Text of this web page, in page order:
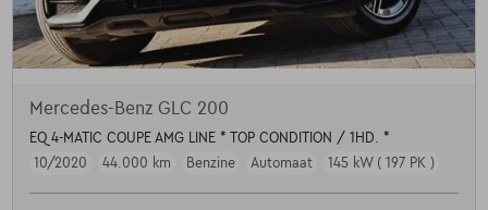
Mercedes-Benz GLC 200
EQ 4-MATIC COUPE AMG LINE * TOP CONDITION / 1HD. *
10/2020
44.000 km Benzine Automaat 145 kW ( 197 PK )